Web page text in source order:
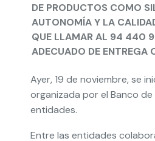
DE PRODUCTOS COMO
AUTONOMÍA Y LA
QUE LLAMAR AL 94 440
ADECUADO DE ENTREGA
Ayer, 19 de noviembre, se
organizada por el Banco
entidades.
Entre las entidades